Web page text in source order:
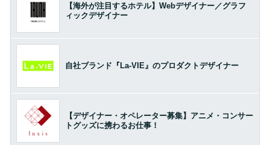
【海外が注目するホテル】Webデザイナー／グラフ
ィックデザイナー
自社ブランド『La-VIE』のプロダクトデザイナー
【デザイナー・オペレーター募集】アニメ・コンサー
トグッズに携わるお仕事！